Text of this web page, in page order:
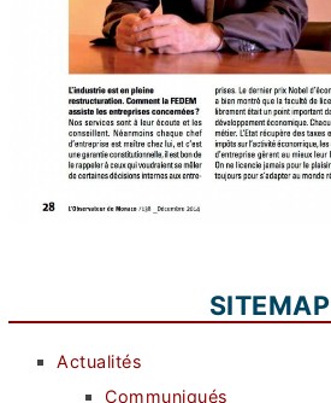
SITEMAP
Actualités
Communiqués